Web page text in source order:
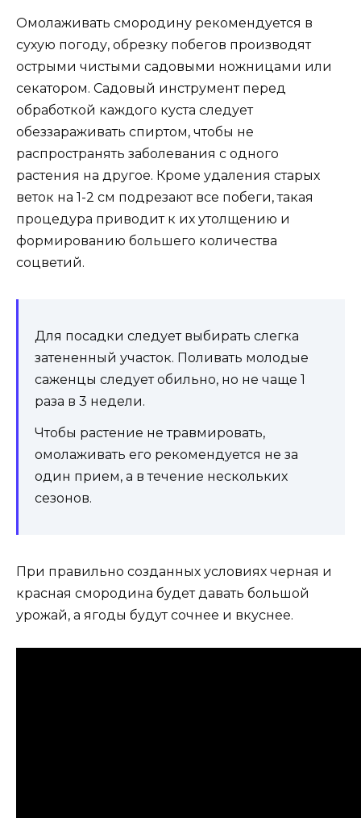
Омолаживать смородину рекомендуется в
сухую погоду, обрезку побегов производят
острыми чистыми садовыми ножницами или
секатором. Садовый инструмент перед
обработкой каждого куста следует
обеззараживать спиртом, чтобы не
распространять заболевания с одного
растения на другое. Кроме удаления старых
веток на 1-2 см подрезают все побеги, такая
процедура приводит к их утолщению и
формированию большего количества
соцветий.
Для посадки следует выбирать слегка
затененный участок. Поливать молодые
саженцы следует обильно, но не чаще 1
раза в 3 недели.
Чтобы растение не травмировать,
омолаживать его рекомендуется не за
один прием, а в течение нескольких
сезонов.
При правильно созданных условиях черная и
красная смородина будет давать большой
урожай, а ягоды будут сочнее и вкуснее.